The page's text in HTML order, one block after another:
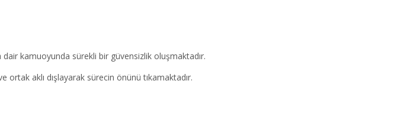
dair kamuoyunda sürekli bir güvensizlik oluşmaktadır.
ortak aklı dışlayarak sürecin önünü tıkamaktadır.